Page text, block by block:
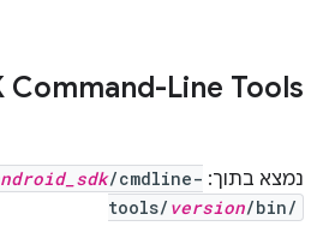
Command-Line Tools
נמצא בתוך: /cmdline-
tools/ version/bin/